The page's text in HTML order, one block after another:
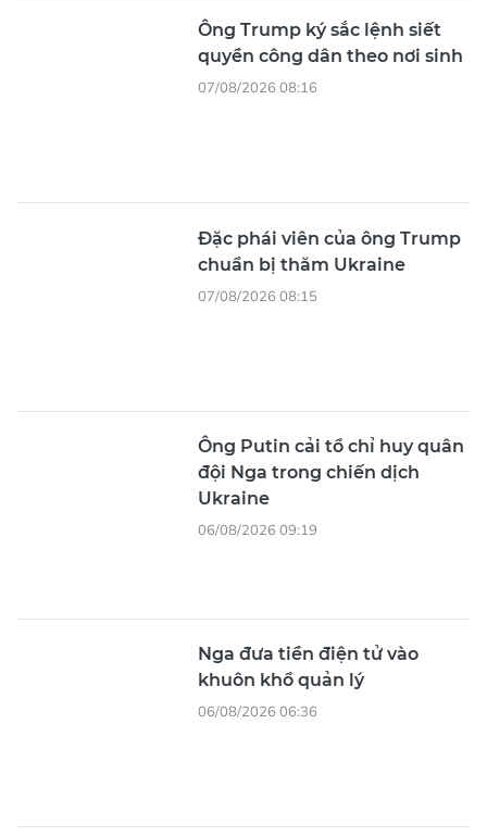
Ông Trump ký sắc lệnh siết
quyền công dân theo nơi sinh
07/08/2026 08:16
Đặc phái viên của ông Trump
chuẩn bị thăm Ukraine
07/08/2026 08:15
Ông Putin cải tổ chỉ huy quân
đội Nga trong chiến dịch
Ukraine
06/08/2026 09:19
Nga đưa tiền điện tử vào
khuôn khổ quản lý
06/08/2026 06:36